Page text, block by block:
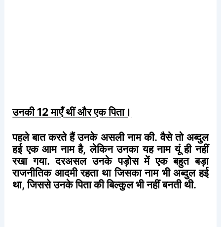
उनकी12माएँ थींऔरएकपिता।
पहले बात करते हैं उनके असली नाम की.वैसे तो अब्दुल
हई एक आम नाम है,लेकिन उनका यह नाम यूं ही नहीं
रखा गया.दरअसल उनके पड़ोस में एक बहुत बड़ा
राजनीतिक आदमी रहता था जिसका नाम भी अब्दुल हई
था,जिससेउनकेपिताकीबिल्कुलभीनहींबनती थी.